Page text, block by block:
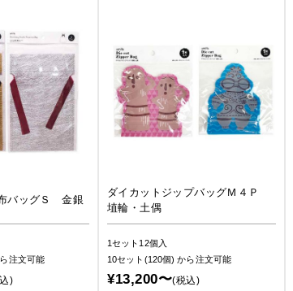
バッグＳ 金銀
注文可能
)
ダイカットジップバッグＭ４Ｐ
埴輪・土偶
1セット12個入
10セット(120個)から注文可能
¥13,200〜(税込)